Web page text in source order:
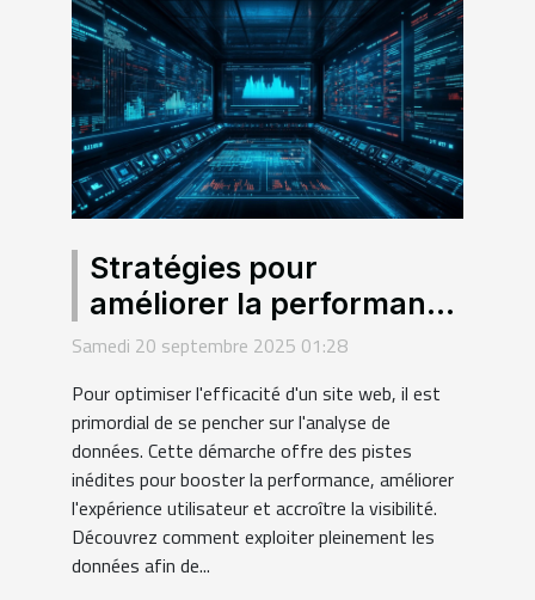
Stratégies pour
améliorer la performance
de votre site grâce à
Samedi 20 septembre 2025 01:28
Pour optimiser l'efficacité d'un site web, il est
primordial de se pencher sur l'analyse de
données. Cette démarche offre des pistes
inédites pour booster la performance, améliorer
l'expérience utilisateur et accroître la visibilité.
Découvrez comment exploiter pleinement les
données afin de...